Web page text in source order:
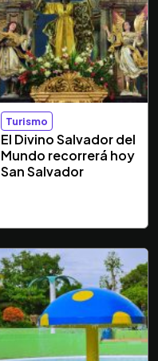
Turismo
El Divino Salvador del
Mundo recorrerá hoy
San Salvador